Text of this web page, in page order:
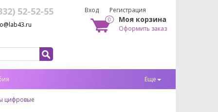
52-52-55 Вход Регистрация
0 Моя корзина
Оформить заказ
Еще
цифровые